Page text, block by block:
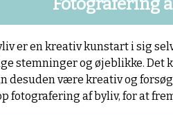
Fotografering
er en kreativ kunstart i sig
stemninger og øjeblikke. Det
desuden være kreativ og
fotografering af byliv, for at